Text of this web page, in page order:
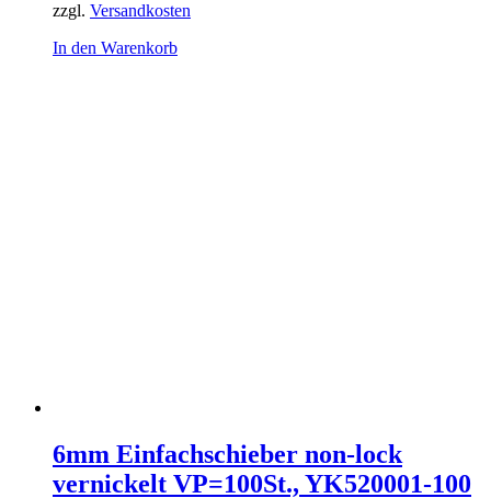
zzgl. Versandkosten
In den Warenkorb
6mm Einfachschieber non-lock
vernickelt VP=100St., YK520001-100